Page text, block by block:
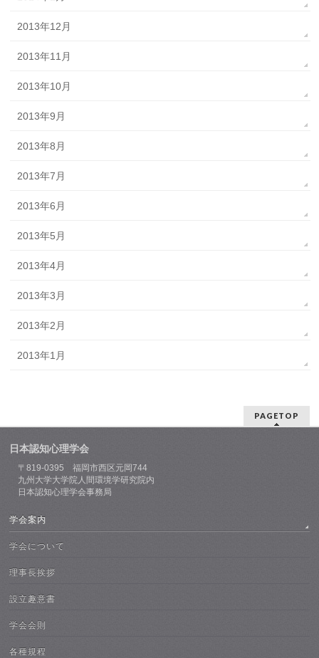
2013年12月
2013年11月
2013年10月
2013年9月
2013年8月
2013年7月
2013年6月
2013年5月
2013年4月
2013年3月
2013年2月
2013年1月
PAGETOP
日本認知心理学会
〒819-0395 福岡市西区元岡744
九州大学大学院人間環境学研究院内
日本認知心理学会事務局
学会案内
学会について
理事長挨拶
設立趣意書
学会会則
各種規程